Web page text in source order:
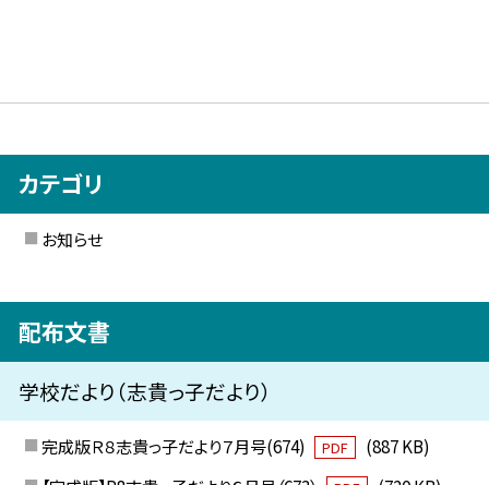
カテゴリ
お知らせ
配布文書
学校だより（志貴っ子だより）
完成版Ｒ８志貴っ子だより７月号(674) PDF
(887 KB)